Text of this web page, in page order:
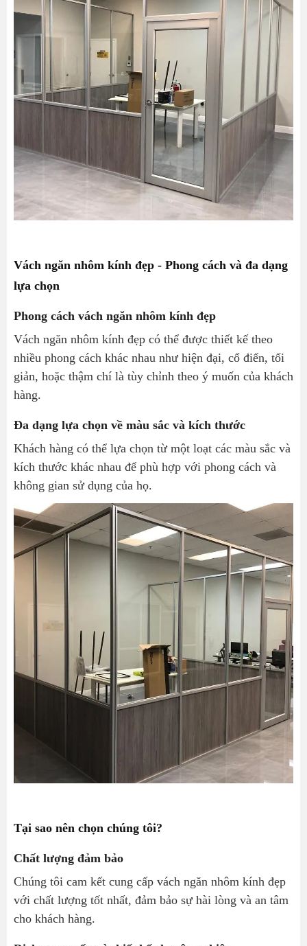
Vách ngăn nhôm kính đẹp - Phong cách và đa dạng
lựa chọn
Phong cách vách ngăn nhôm kính đẹp
Vách ngăn nhôm kính đẹp có thể được thiết kế theo
nhiều phong cách khác nhau như hiện đại, cổ điển, tối
giản, hoặc thậm chí là tùy chỉnh theo ý muốn của khách
hàng.
Đa dạng lựa chọn về màu sắc và kích thước
Khách hàng có thể lựa chọn từ một loạt các màu sắc và
kích thước khác nhau để phù hợp với phong cách và
không gian sử dụng của họ.
Tại sao nên chọn chúng tôi?
Chất lượng đảm bảo
Chúng tôi cam kết cung cấp vách ngăn nhôm kính đẹp
với chất lượng tốt nhất, đảm bảo sự hài lòng và an tâm
cho khách hàng.